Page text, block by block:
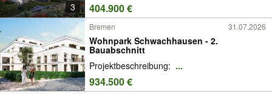
3 404.900 €
Bremen 31.07.2026
Wohnpark Schwachhausen - 2.
Bauabschnitt
Projektbeschreibung: ...
934.500 €